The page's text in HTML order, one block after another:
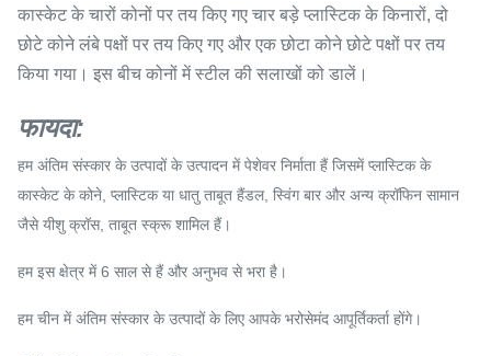
कास्केट के चारों कोनों पर तय किए गए चार बड़े प्लास्टिक के किनारों, दो
छोटे कोने लंबे पक्षों पर तय किए गए और एक छोटा कोने छोटे पक्षों पर तय
किया गया। इस बीच कोनों में स्टील की सलाखों को डालें।
फायदा:
हम अंतिम संस्कार के उत्पादों के उत्पादन में पेशेवर निर्माता हैं जिसमें प्लास्टिक के
कास्केट के कोने, प्लास्टिक या धातु ताबूत हैंडल, स्विंग बार और अन्य क्रॉफिन सामान
जैसे यीशु क्रॉस, ताबूत स्क्रू शामिल हैं।
हम इस क्षेत्र में 6 साल से हैं और अनुभव से भरा है।
हम चीन में अंतिम संस्कार के उत्पादों के लिए आपके भरोसेमंद आपूर्तिकर्ता होंगे।